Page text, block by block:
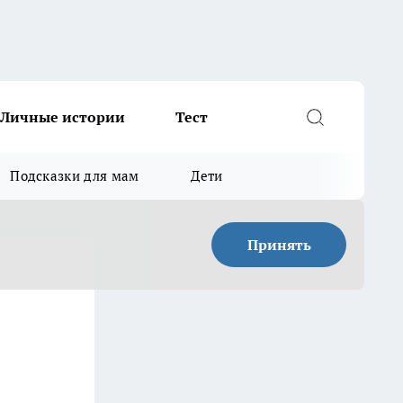
Личные истории Тест
Подсказки для мам Дети
Принять